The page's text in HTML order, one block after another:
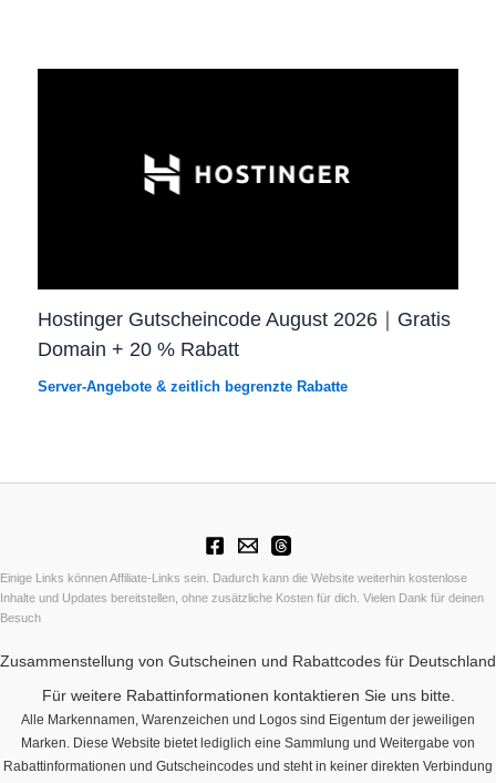
Hostinger Gutscheincode August 2026｜Gratis
Domain + 20 % Rabatt
Server-Angebote & zeitlich begrenzte Rabatte
Einige Links können Affiliate-Links sein. Dadurch kann die Website weiterhin kostenlose
Inhalte und Updates bereitstellen, ohne zusätzliche Kosten für dich. Vielen Dank für deinen
Besuch
Zusammenstellung von Gutscheinen und Rabattcodes für Deutschland
Für weitere Rabattinformationen kontaktieren Sie uns bitte.
Alle Markennamen, Warenzeichen und Logos sind Eigentum der jeweiligen
Marken. Diese Website bietet lediglich eine Sammlung und Weitergabe von
Rabattinformationen und Gutscheincodes und steht in keiner direkten Verbindung